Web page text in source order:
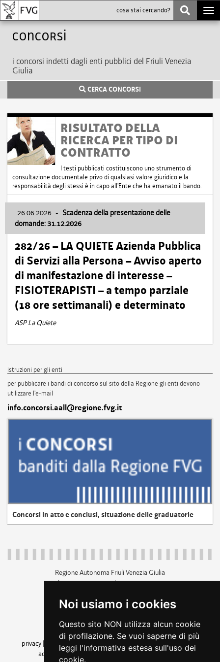
Noi usiamo i cookies
Questo sito NON utilizza alcun cookie
di profilazione. Se vuoi saperne di più
leggi l'informativa estesa sull'uso dei
cookie.
Concorsi
i concorsi indetti dagli enti pubblici del Friuli Venezia
Giulia
CERCA CONCORSI
RISULTATO DELLA
RICERCA PER TIPO DI
CONTRATTO
I testi pubblicati costituiscono uno strumento di
consultazione documentale privo di qualsiasi valore giuridico e la
responsabilità degli stessi è in capo all'Ente che ha emanato il bando.
26.06.2026 - Scadenza della presentazione delle
domande: 31.12.2026
282/26 – LA QUIETE Azienda Pubblica
di Servizi alla Persona – Avviso aperto
di manifestazione di interesse –
FISIOTERAPISTI – a tempo parziale
(18 ore settimanali) e determinato
ASP La Quiete
istruzioni per gli enti
per pubblicare i bandi di concorso sul sito della Regione gli enti devono
utilizzare l'e-mail
info.concorsi.aall@regione.fvg.it
Concorsi in atto e conclusi, situazione delle graduatorie
Regione Autonoma Friuli Venezia Giulia
c.f. 80014930327; p.iva 00526040324
+39 040 3771111
amministrazione trasparente
privacy
cookie |note legali accessibilità
dichiarazione di
accessibilità| feedback cambio preferenze cookie